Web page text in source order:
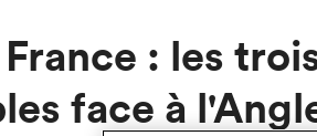
: les
face à